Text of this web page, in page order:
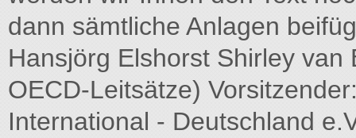
dann sämtliche Anlagen
Hansjörg Elshorst Shirley
OECD-Leitsätze)
International - Deutschland